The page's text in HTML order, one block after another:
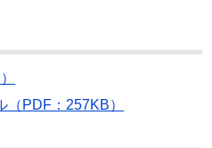
（PDF：257KB）